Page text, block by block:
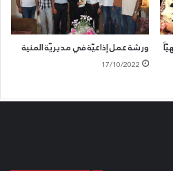
ورشة عمل إذاعيّة في مديريّة المنية
17/10/2022